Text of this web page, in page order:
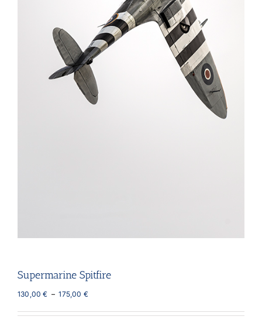
Supermarine Spitfire
130,00€ – 175,00 €Plage
prix :